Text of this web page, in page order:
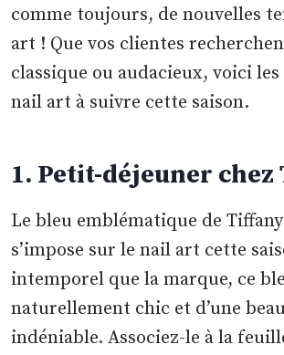
comme toujours, de nouvelles
art ! Que vos clientes
classique ou audacieux, voici les
nail art à suivre cette saison.
1. Petit-déjeuner
Le bleu emblématique de
s’impose sur le nail art cette
intemporel que la marque, ce
naturellement chic et d’une
indéniable. Associez-le à la